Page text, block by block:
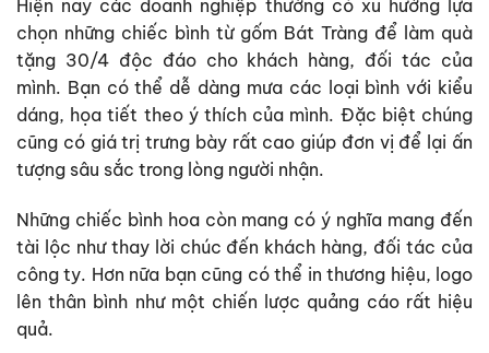
Hiện nay các doanh nghiệp thường có xu hướng lựa
chọn những chiếc bình từ gốm Bát Tràng để làm quà
tặng 30/4 độc đáocho khách hàng, đối tác của
mình. Bạn có thể dễ dàng mưa các loại bình với kiểu
dáng, họa tiết theo ý thích của mình. Đặc biệt chúng
cũng có giá trị trưng bày rất cao giúp đơn vị để lại ấn
tượng sâu sắc trong lòng người nhận.
Những chiếc bình hoa còn mang có ý nghĩa mang đến
tài lộc như thay lời chúc đến khách hàng, đối tác của
công ty. Hơn nữa bạn cũng có thể in thương hiệu, logo
lên thân bình như một chiến lược quảng cáo rất hiệu
quả.